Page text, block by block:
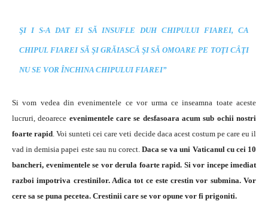
ŞI I S-A DAT EI SĂ INSUFLE DUH CHIPULUI FIAREI, CA
CHIPUL FIAREI SĂ ŞI GRĂIASCĂ ŞI SĂ OMOARE PE TOŢI CÂŢI
NU SE VOR ÎNCHINA CHIPULUI FIAREI”
Si vom vedea din evenimentele ce vor urma ce inseamna toate aceste
lucruri, deoarece evenimentele care se desfasoara acum sub ochii nostri
foarte rapid. Voi sunteti cei care veti decide daca acest costum pe care eu il
vad in demisia papei este sau nu corect.Daca se va uni Vaticanul cu cei 10
bancheri, evenimentele se vor derula foarte rapid. Si vor incepe imediat
razboi impotriva crestinilor. Adica tot ce este crestin vor submina. Vor
cere sa se puna pecetea. Crestinii care se vor opune vor fi prigoniti.